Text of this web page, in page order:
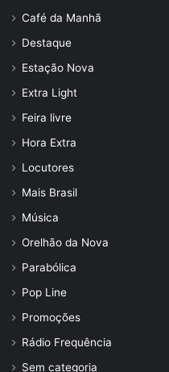
Café da Manhã
Destaque
Estação Nova
Extra Light
Feira livre
Hora Extra
Locutores
Mais Brasil
Música
Orelhão da Nova
Parabólica
Pop Line
Promoções
Rádio Frequência
Sem categoria